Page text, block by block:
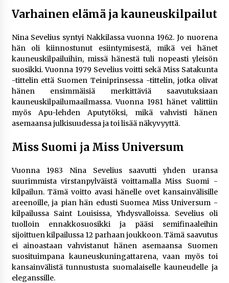
3 viikkoa sitten
Online-kasinoiden mobiilipelialustojen kehitys
– asiantuntijalausunto
3 viikkoa sitten
Uutisankkuri Jan Andersson vaimo – faktat ja
huhut
3 viikkoa sitten
Pamela Anderson ikä, ura ja elämä
4 viikkoa sitten
10 euron talletuskasinot ja pikamaksut: mitä
suomalaisten pelaajien on hyvä tietää
4 viikkoa sitten
Varhainen elämä ja kauneuskilpailut
Nina Sevelius syntyi Nakkilassa vuonna 1962. Jo nuorena
hän oli kiinnostunut esiintymisestä, mikä vei hänet
kauneuskilpailuihin, missä hänestä tuli nopeasti yleisön
suosikki. Vuonna 1979 Sevelius voitti sekä Miss Satakunta
-tittelin että Suomen Teiniprinsessa -tittelin, jotka olivat
hänen ensimmäisiä merkittäviä saavutuksiaan
kauneuskilpailumaailmassa. Vuonna 1981 hänet valittiin
myös Apu-lehden Aputytöksi, mikä vahvisti hänen
asemaansa julkisuudessa ja toi lisää näkyvyyttä.
Miss Suomi ja Miss Universum
Vuonna 1983 Nina Sevelius saavutti yhden uransa
suurimmista virstanpylväistä voittamalla Miss Suomi -
kilpailun. Tämä voitto avasi hänelle ovet kansainvälisille
areenoille, ja pian hän edusti Suomea Miss Universum -
kilpailussa Saint Louisissa, Yhdysvalloissa. Sevelius oli
tuolloin ennakkosuosikki ja pääsi semifinaaleihin
sijoittuen kilpailussa 12 parhaan joukkoon. Tämä saavutus
ei ainoastaan vahvistanut hänen asemaansa Suomen
suosituimpana kauneuskuningattarena, vaan myös toi
kansainvälistä tunnustusta suomalaiselle kauneudelle ja
eleganssille.